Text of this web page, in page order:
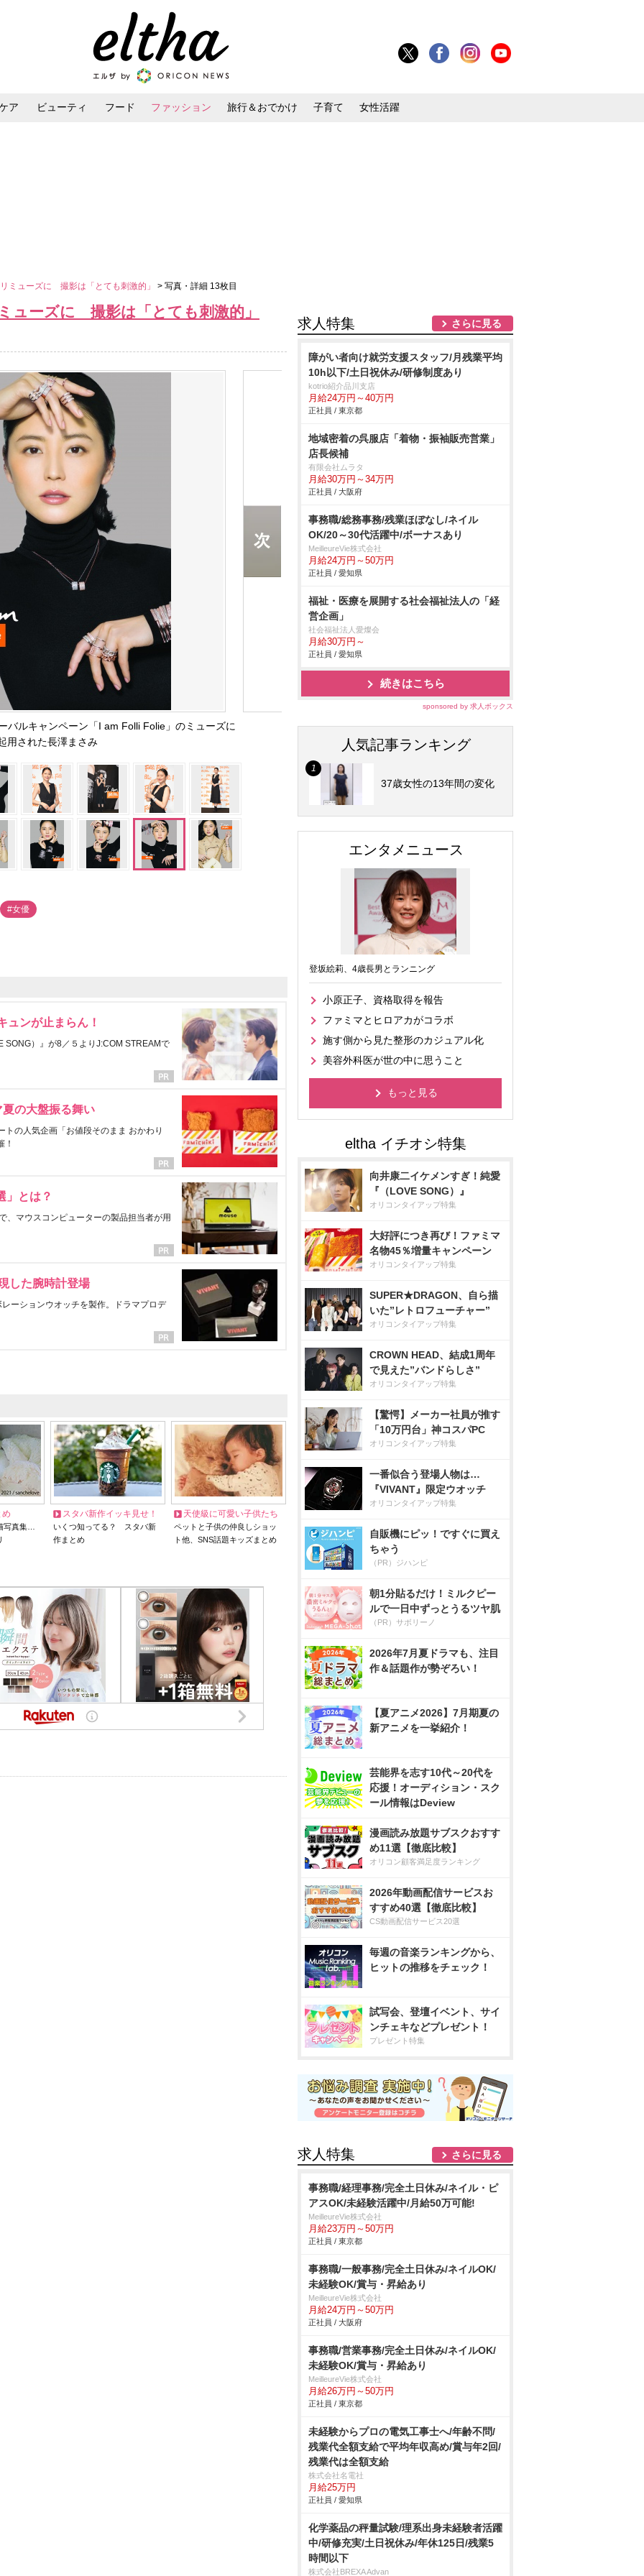
ア ビューティ フード ファッション 旅行＆おでかけ 子育て 女性活躍
ミューズに 撮影は「とても刺激的」 > 写真・詳細 13枚目
ューズに 撮影は「とても刺激的」
バルキャンペーン「I am Folli Folie」のミューズに
用された長澤まさみ
#女優
ュンが止まらん！
SONG）』が8／５よりJ:COM STREAMで
の大盤振る舞い
の人気企画「お値段そのまま おかわり
！
」とは？
、マウスコンピューターの製品担当者が用
した腕時計登場
ーションウオッチを製作。ドラマプロデ
め
写真集…
スタバ新作イッキ見せ！
いくつ知ってる？ スタバ新
作まとめ
天使級に可愛い子供たち
ペットと子供の仲良しショッ
ト他、SNS話題キッズまとめ
求人特集 さらに見る
障がい者向け就労支援スタッフ/月残業平均
10h以下/土日祝休み/研修制度あり
kotrio紹介品川支店
月給24万円～40万円
正社員 / 東京都
地域密着の呉服店「着物・振袖販売営業」
店長候補
有限会社ムラタ
月給30万円～34万円
正社員 / 大阪府
事務職/総務事務/残業ほぼなし/ネイル
OK/20～30代活躍中/ボーナスあり
MeilleureVie株式会社
月給24万円～50万円
正社員 / 愛知県
福祉・医療を展開する社会福祉法人の「経
営企画」
社会福祉法人愛燦会
月給30万円～
正社員 / 愛知県
続きはこちら
sponsored by 求人ボックス
人気記事ランキング
37歳女性の13年間の変化
エンタメニュース
登坂絵莉、4歳長男とランニング
小原正子、資格取得を報告
ファミマとヒロアカがコラボ
施す側から見た整形のカジュアル化
美容外科医が世の中に思うこと
もっと見る
向井康二イケメンすぎ！純愛
『（LOVE SONG）』
オリコンタイアップ特集
大好評につき再び！ファミマ
名物45％増量キャンペーン
オリコンタイアップ特集
SUPER★DRAGON、自ら描
いた”レトロフューチャー”
オリコンタイアップ特集
CROWN HEAD、結成1周年
で見えた”バンドらしさ”
オリコンタイアップ特集
【驚愕】メーカー社員が推す
「10万円台」神コスパPC
オリコンタイアップ特集
一番似合う登場人物は…
『VIVANT』限定ウオッチ
オリコンタイアップ特集
自販機にピッ！ですぐに買え
ちゃう
（PR）ジハンピ
朝1分貼るだけ！ミルクピー
ルで一日中ずっとうるツヤ肌
（PR）サボリーノ
2026年7月夏ドラマも、注目
作＆話題作が勢ぞろい！
【夏アニメ2026】7月期夏の
新アニメを一挙紹介！
芸能界を志す10代～20代を
応援！オーディション・スク
ール情報はDeview
漫画読み放題サブスクおすす
め11選【徹底比較】
オリコン顧客満足度ランキング
2026年動画配信サービスお
すすめ40選【徹底比較】
CS動画配信サービス20選
毎週の音楽ランキングから、
ヒットの推移をチェック！
試写会、登壇イベント、サイ
ンチェキなどプレゼント！
プレゼント特集
求人特集 さらに見る
事務職/経理事務/完全土日休み/ネイル・ピ
アスOK/未経験活躍中/月給50万可能!
MeilleureVie株式会社
月給23万円～50万円
正社員 / 東京都
事務職/一般事務/完全土日休み/ネイルOK/
未経験OK/賞与・昇給あり
MeilleureVie株式会社
月給24万円～50万円
正社員 / 大阪府
事務職/営業事務/完全土日休み/ネイルOK/
未経験OK/賞与・昇給あり
MeilleureVie株式会社
月給26万円～50万円
正社員 / 東京都
未経験からプロの電気工事士へ/年齢不問/
残業代全額支給で平均年収高め/賞与年2回/
残業代は全額支給
株式会社名電社
月給25万円
正社員 / 愛知県
化学薬品の秤量試験/理系出身未経験者活躍
中/研修充実/土日祝休み/年休125日/残業5
時間以下
株式会社BREXA Advan